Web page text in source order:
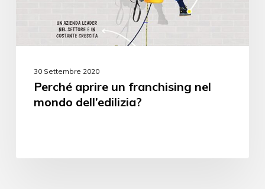
30 Settembre 2020
Perché aprire un franchising nel
mondo dell’edilizia?